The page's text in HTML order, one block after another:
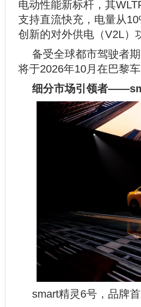
电动性能新标杆，其
支持直流快充，电量从
创新的对外供电（V2L）
备受全球都市驾驶者
将于2026年10月在巴黎车
细分市场引领者
smart精灵6号，品牌